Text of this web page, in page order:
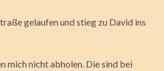
gelaufen und stieg zu David ins
mich nicht abholen. Die sind bei